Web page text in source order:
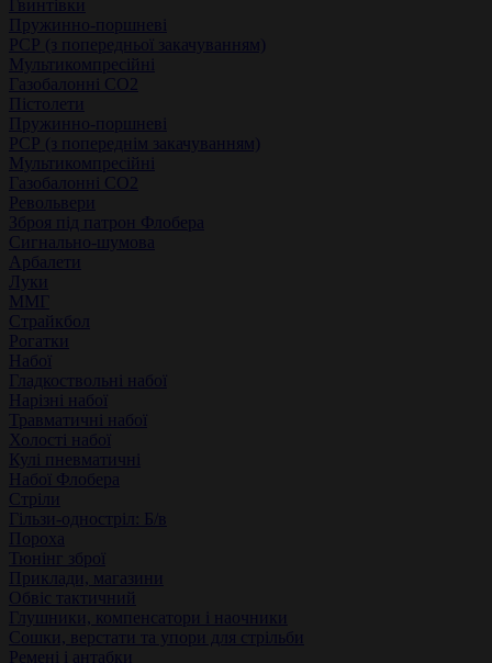
Гвинтівки
Пружинно-поршневі
РСР (з попередньої закачуванням)
Мультикомпресійні
Газобалонні СО2
Пістолети
Пружинно-поршневі
РСР (з попереднім закачуванням)
Мультикомпресійні
Газобалонні СО2
Револьвери
Зброя під патрон Флобера
Сигнально-шумова
Арбалети
Луки
ММГ
Страйкбол
Рогатки
Набої
Гладкоствольні набої
Нарізні набої
Травматичні набої
Холості набої
Кулі пневматичні
Набої Флобера
Стріли
Гільзи-одностріл: Б/в
Пороха
Тюнінг зброї
Приклади, магазини
Обвіс тактичний
Глушники, компенсатори і наочники
Сошки, верстати та упори для стрільби
Ремені і антабки